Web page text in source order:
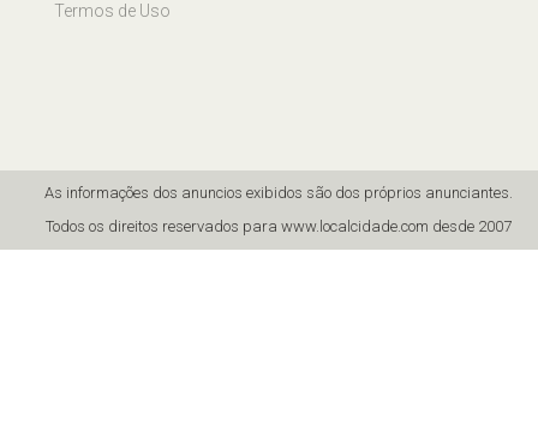
Termos de Uso
As informações dos anuncios exibidos são dos próprios anunciantes.
Todos os direitos reservados para www.localcidade.com desde 2007